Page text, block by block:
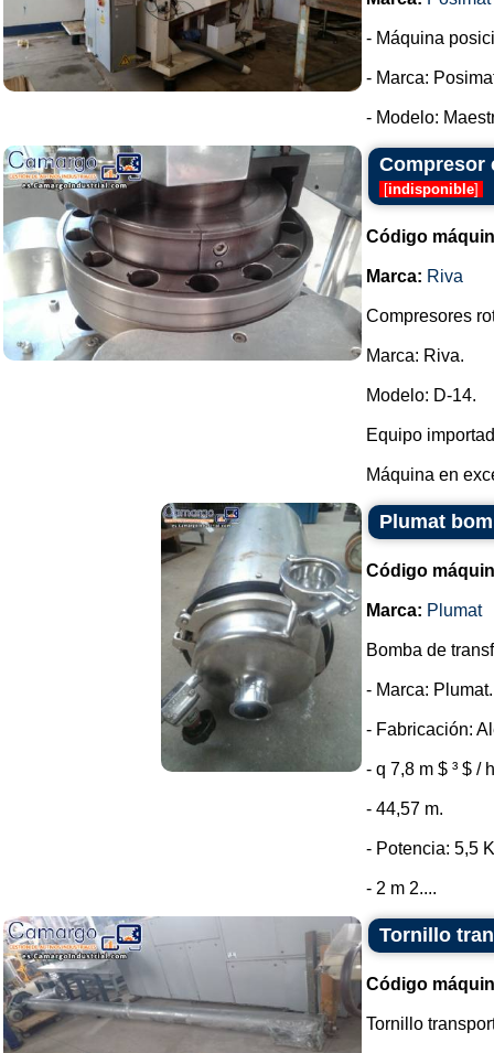
- Máquina
- Marca:
- Modelo:
Compresor
[indisponible]
Código
Marca: Riva
Compresores
Marca: Riva.
Modelo: D-14.
Equipo
Máquina en
Plumat
Código
Marca: Plumat
Bomba de
- Marca: Plumat.
- Fabricación:
- q 7,8 m $ ³ $ /
- 44,57 m.
- Potencia: 5,5
- 2 m 2....
Tornillo
Código
Tornillo